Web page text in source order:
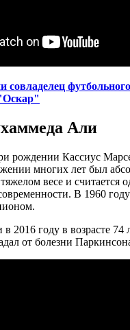
совладелец
Али
рождении Кассиус
многих лет был
весе и считается
В 1960
2016 году в возрасте 74
от болезни